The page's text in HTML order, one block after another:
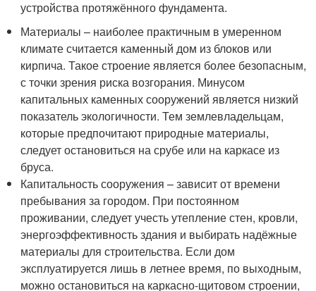
устройства протяжённого фундамента.
Материалы – наиболее практичным в умеренном
климате считается каменный дом из блоков или
кирпича. Такое строение является более безопасным,
с точки зрения риска возгорания. Минусом
капитальных каменных сооружений является низкий
показатель экологичности. Тем землевладельцам,
которые предпочитают природные материалы,
следует остановиться на срубе или на каркасе из
бруса.
Капитальность сооружения – зависит от времени
пребывания за городом. При постоянном
проживании, следует учесть утепление стен, кровли,
энергоэффективность здания и выбирать надёжные
материалы для строительства. Если дом
эксплуатируется лишь в летнее время, по выходным,
можно остановиться на каркасно-щитовом строении,